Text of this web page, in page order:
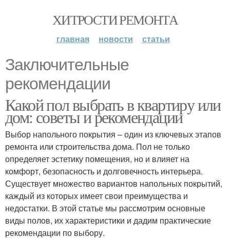
ХИТРОСТИ РЕМОНТА
главная новости статьи
Заключительные
рекомендации
Какой пол выбрать в квартиру или
дом: советы и рекомендации
Выбор напольного покрытия – один из ключевых этапов
ремонта или строительства дома. Пол не только
определяет эстетику помещения, но и влияет на
комфорт, безопасность и долговечность интерьера.
Существует множество вариантов напольных покрытий,
каждый из которых имеет свои преимущества и
недостатки. В этой статье мы рассмотрим основные
виды полов, их характеристики и дадим практические
рекомендации по выбору.